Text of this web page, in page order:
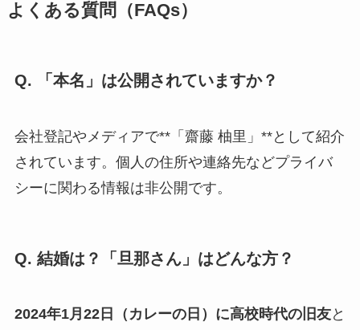
よくある質問（FAQs）
Q. 「本名」は公開されていますか？
会社登記やメディアで**「齋藤 柚里」**として紹介
されています。個人の住所や連絡先などプライバ
シーに関わる情報は非公開です。
Q. 結婚は？「旦那さん」はどんな方？
2024年1月22日（カレーの日） に高校時代の旧友と